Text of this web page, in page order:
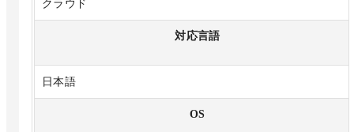
クラウド
対応言語
日本語
OS